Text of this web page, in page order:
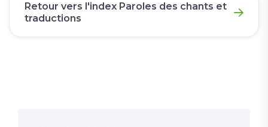
Retour vers l'index Paroles des chants et
traductions